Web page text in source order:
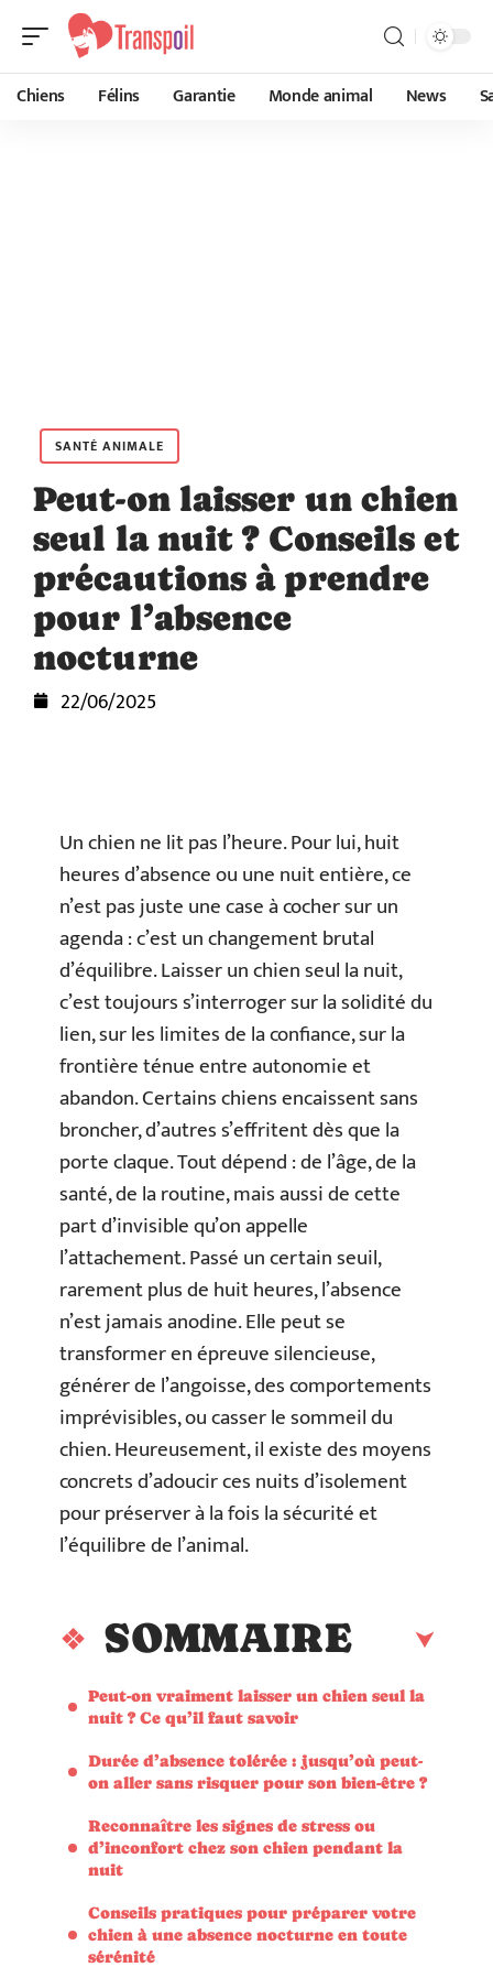
Chiens Félins Garantie Monde animal News
SANTÉ ANIMALE
Peut-on laisser un chien
seul la nuit ? Conseils et
précautions à prendre
pour l’absence
nocturne
22/06/2025
Un chien ne lit pas l’heure. Pour lui, huit
heures d’absence ou une nuit entière, ce
n’est pas juste une case à cocher sur un
agenda : c’est un changement brutal
d’équilibre. Laisser un chien seul la nuit,
c’est toujours s’interroger sur la solidité du
lien, sur les limites de la confiance, sur la
frontière ténue entre autonomie et
abandon. Certains chiens encaissent sans
broncher, d’autres s’effritent dès que la
porte claque. Tout dépend : de l’âge, de la
santé, de la routine, mais aussi de cette
part d’invisible qu’on appelle
l’attachement. Passé un certain seuil,
rarement plus de huit heures, l’absence
n’est jamais anodine. Elle peut se
transformer en épreuve silencieuse,
générer de l’angoisse, des comportements
imprévisibles, ou casser le sommeil du
chien. Heureusement, il existe des moyens
concrets d’adoucir ces nuits d’isolement
pour préserver à la fois la sécurité et
l’équilibre de l’animal.
SOMMAIRE
Peut-on vraiment laisser un chien seul la
nuit ? Ce qu’il faut savoir
Durée d’absence tolérée : jusqu’où peut-
on aller sans risquer pour son bien-être ?
Reconnaître les signes de stress ou
d’inconfort chez son chien pendant la
nuit
Conseils pratiques pour préparer votre
chien à une absence nocturne en toute
sérénité